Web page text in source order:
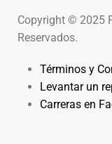
Copyright © 2025
Reservados.
Términos y
Levantar un
Carreras en